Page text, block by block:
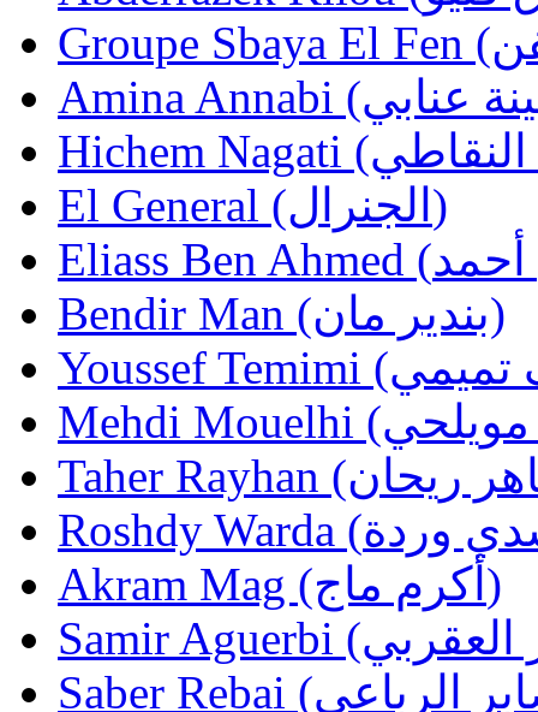
El General (الجنرال)
Bendir Man (بندير مان)
Akram Mag (أكرم ماج)